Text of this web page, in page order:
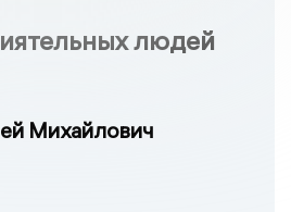
людей
Михайлович